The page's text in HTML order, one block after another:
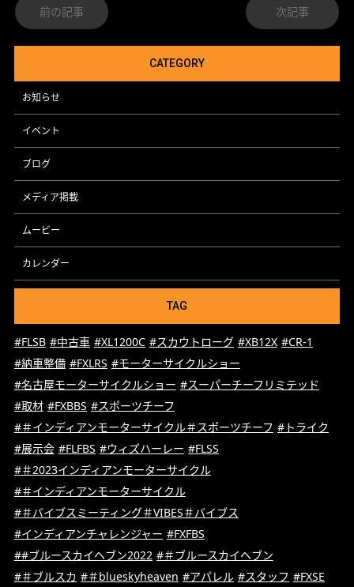
前の記事 次記事
CATEGORY
お知らせ
イベント
ブログ
メディア掲載
ムービー
カレンダー
TAG
#FLSB #中古車 #XL1200C #スカウトローグ #XB12X #CR-1
#納車整備 #FXLRS #モーターサイクルショー
#名古屋モーターサイクルショー #スーパーチーフリミテッド
#取材 #FXBBS #スポーツチーフ
#＃インディアンモーターサイクル＃スポーツチーフ #トライク
#展示会 #FLFBS #ウィズハーレー #FLSS
#＃2023インディアンモーターサイクル
#＃インディアンモーターサイクル
#＃バイブスミーティング＃VIBES＃バイブス
#インディアンチャレンジャー #FXFBS
##ブルースカイヘブン2022 #＃ブルースカイヘブン
#＃ブルスカ #＃blueskyheaven #アパレル #スタッフ #FXSE